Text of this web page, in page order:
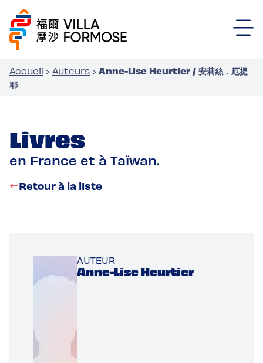
Accueil › Auteurs › Anne-Lise Heurtier / 安莉絲．厄提
耶
Livres
en France et à Taïwan.
Retour à la liste
AUTEUR
Anne-Lise Heurtier